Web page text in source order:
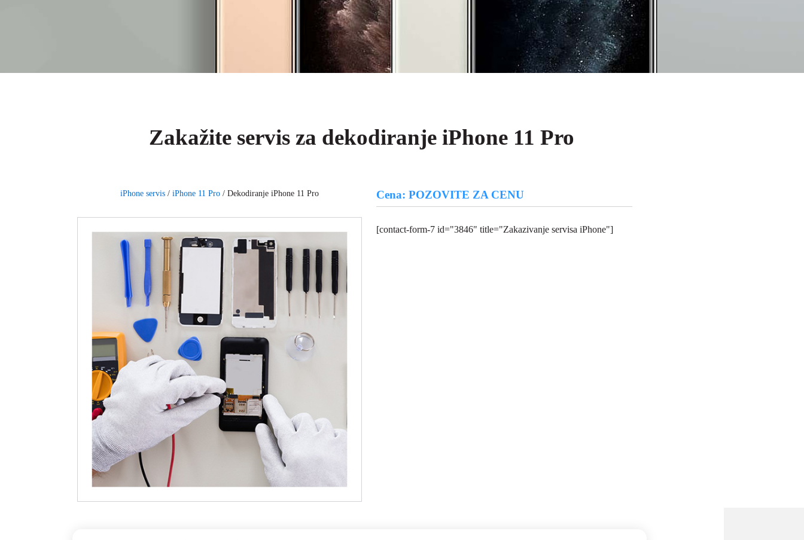
Zakažite servis za dekodiranjeiPhone 11 Pro
iPhone servis/ iPhone 11 Pro/ Dekodiranje iPhone 11 Pro Cena: POZOVITE ZA CENU
[contact-form-7 id="3846" title="Zakazivanje servisa iPhone"]